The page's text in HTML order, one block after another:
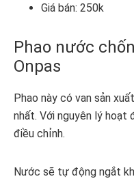
Giá bán: 250k
Phao nước
Onpas
Phao này có van sản
nhất. Với nguyên lý hoạt
điều chỉnh.
Nước sẽ tự động ngắt